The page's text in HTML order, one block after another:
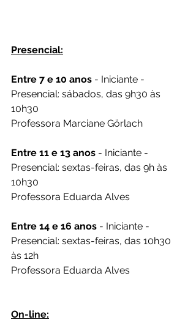
Presencial:
Entre 7 e 10 anos - Iniciante -
Presencial: sábados, das 9h30 às
10h30
Professora Marciane Görlach
Entre 11 e 13 anos - Iniciante -
Presencial: sextas-feiras, das 9h às
10h30
Professora Eduarda Alves
Entre 14 e 16 anos - Iniciante -
Presencial: sextas-feiras, das 10h30
às 12h
Professora Eduarda Alves
On-line: